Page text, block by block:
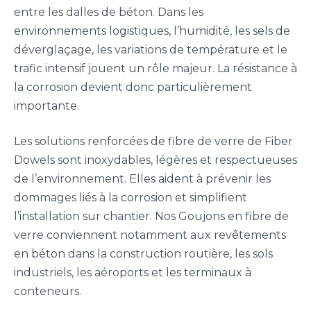
entre les dalles de béton. Dans les
environnements logistiques, l’humidité, les sels de
déverglaçage, les variations de température et le
trafic intensif jouent un rôle majeur. La résistance à
la corrosion devient donc particulièrement
importante.
Les solutions renforcées de fibre de verre de Fiber
Dowels sont inoxydables, légères et respectueuses
de l’environnement. Elles aident à prévenir les
dommages liés à la corrosion et simplifient
l’installation sur chantier. Nos Goujons en fibre de
verre conviennent notamment aux revêtements
en béton dans la construction routière, les sols
industriels, les aéroports et les terminaux à
conteneurs.